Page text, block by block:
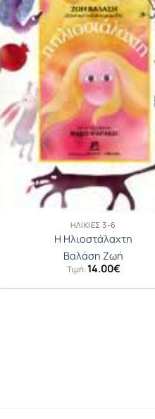
ΗΛΙΚΊΕΣ 3-6
Η Ηλιοστάλαχτη
Βαλάση Ζωή
Τιμή:14.00€